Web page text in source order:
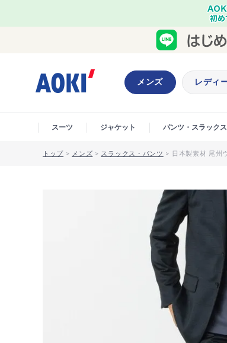
メンズ レディ
スーツ ジャケット パンツ・スラックス
トップ > メンズ > スラックス・パンツ > 日本製素材 尾州